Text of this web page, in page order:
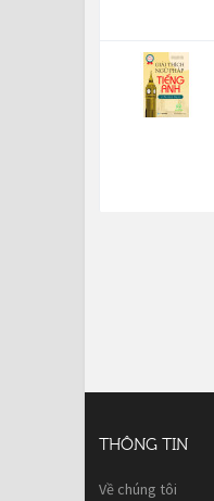
THÔNG TIN
Về chúng tôi